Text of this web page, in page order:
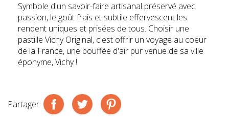
Symbole d'un savoir-faire artisanal préservé avec
passion, le goût frais et subtile effervescent les
rendent uniques et prisées de tous. Choisir une
pastille Vichy Original, c'est offrir un voyage au coeur
de la France, une bouffée d'air pur venue de sa ville
éponyme, Vichy !
Partager